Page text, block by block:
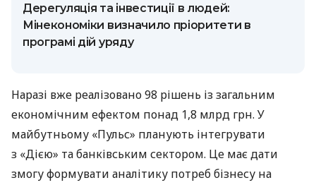
Дерегуляція та інвестиції в людей:
Мінекономіки визначило пріоритети в
програмі дій уряду
Наразі вже реалізовано 98 рішень із загальним
економічним ефектом понад 1,8 млрд грн. У
майбутньому «Пульс» планують інтегрувати
з «Дією» та банківським сектором. Це має дати
змогу формувати аналітику потреб бізнесу на